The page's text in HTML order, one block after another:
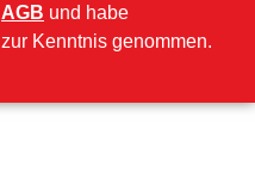
AGB und habe
zur Kenntnis genommen.